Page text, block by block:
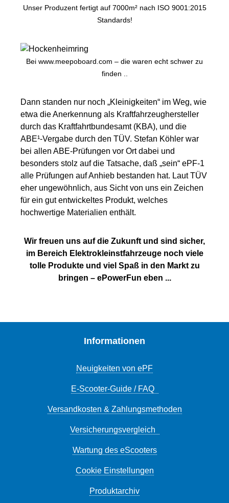
Unser Produzent fertigt auf 7000m² nach ISO 9001:2015
Standards!
Bei www.meepoboard.com – die waren echt schwer zu
finden ..
Dann standen nur noch „Kleinigkeiten“ im Weg, wie
etwa die Anerkennung als Kraftfahrzeughersteller
durch das Kraftfahrtbundesamt (KBA), und die
ABE¹-Vergabe durch den TÜV. Stefan Köhler war
bei allen ABE-Prüfungen vor Ort dabei und
besonders stolz auf die Tatsache, daß „sein“ ePF-1
alle Prüfungen auf Anhieb bestanden hat. Laut TÜV
eher ungewöhnlich, aus Sicht von uns ein Zeichen
für ein gut entwickeltes Produkt, welches
hochwertige Materialien enthält.
Wir freuen uns auf die Zukunft und sind sicher,
im Bereich Elektrokleinstfahrzeuge noch viele
tolle Produkte und viel Spaß in den Markt zu
bringen – ePowerFun eben ...
Informationen
Neuigkeiten von ePF
E-Scooter-Guide / FAQ
Versandkosten & Zahlungsmethoden
Versicherungsvergleich
Wartung des eScooters
Cookie Einstellungen
Produktarchiv